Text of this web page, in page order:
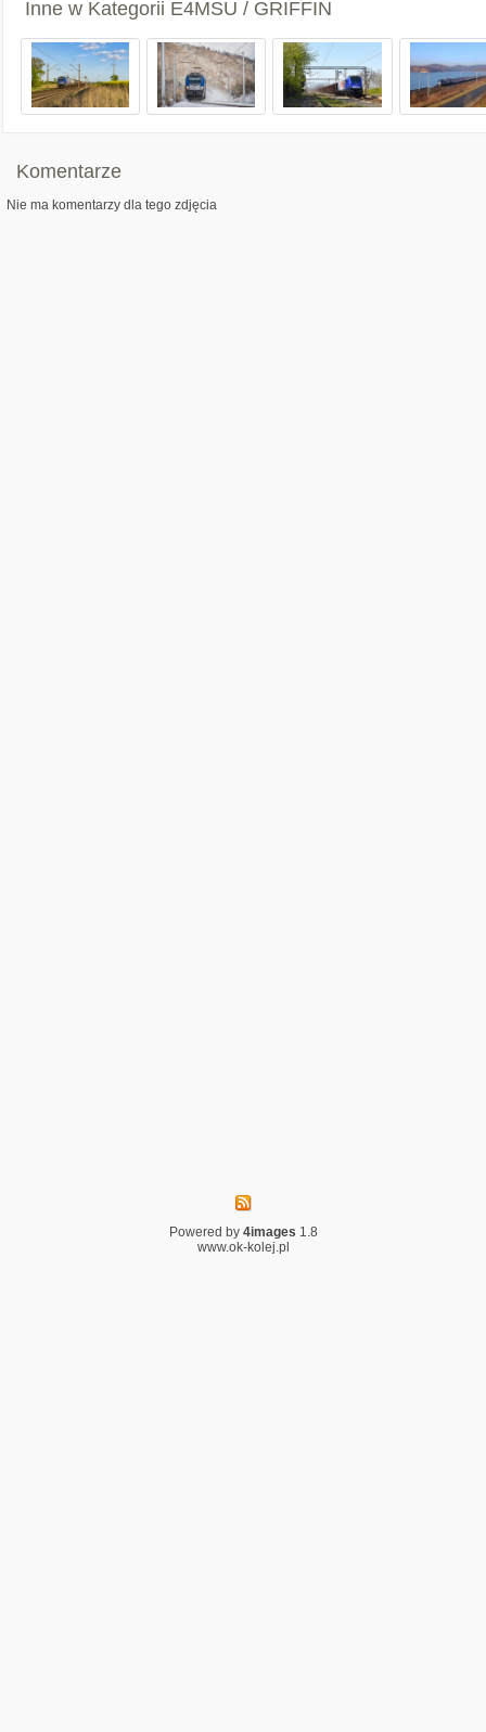
Inne w Kategorii E4MSU / GRIFFIN
Komentarze
Nie ma komentarzy dla tego zdjęcia
Powered by 4images 1.8
www.ok-kolej.pl